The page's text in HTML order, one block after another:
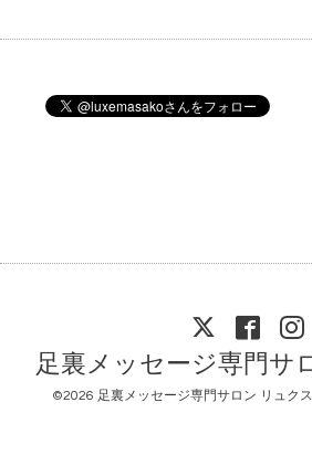
足裏メッセージ専門サ
©2026 足裏メッセージ専門サロン リュクス